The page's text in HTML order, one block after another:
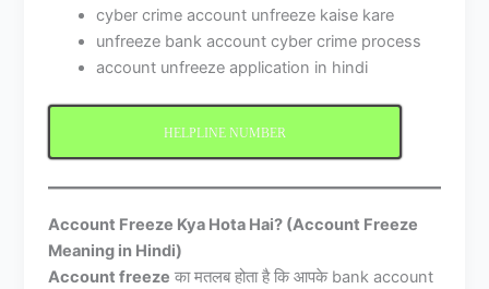
cyber crime account unfreeze kaise kare
unfreeze bank account cyber crime process
account unfreeze application in hindi
HELPLINE NUMBER
Account Freeze Kya Hota Hai? (Account Freeze
Meaning in Hindi)
Account freeze का मतलब होता है कि आपके bank account